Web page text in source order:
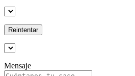
Reintentar
Mensaje